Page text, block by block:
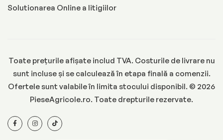
Solutionarea Online a litigiilor
Toate prețurile afișate includ TVA. Costurile de livrare nu
sunt incluse și se calculează în etapa finală a comenzii.
Ofertele sunt valabile în limita stocului disponibil. © 2026
PieseAgricole.ro. Toate drepturile rezervate.